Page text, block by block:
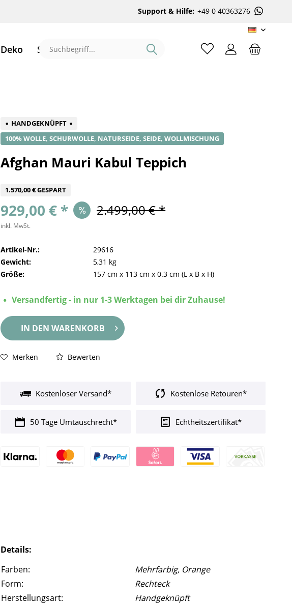
Support & Hilfe: +49 0 40363276
DE
Deko Sale %
HANDGEKNÜPFT
100% WOLLE, SCHURWOLLE, NATURSEIDE, SEIDE, WOLLMISCHUNG
Afghan Mauri Kabul Teppich
1.570,00 € GESPART
929,00 € * 2.499,00 € *
inkl. MwSt.
Artikel-Nr.:
29616
Gewicht:
5,31 kg
Größe:
157 cm x 113 cm x0.3 cm (L x B x H)
Versandfertig - in nur 1-3 Werktagen bei dir Zuhause!
IN DEN WARENKORB
Merken Bewerten
Kostenloser Versand* Kostenlose Retouren*
50 Tage Umtauschrecht* Echtheitszertifikat*
Details:
Farben:
Mehrfarbig, Orange
Form:
Rechteck
Herstellungsart:
Handgeknüpft